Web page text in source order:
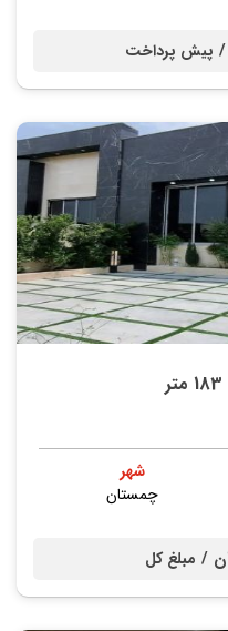
پیش پرداخت
شهر
چمستان
مبلغ کل